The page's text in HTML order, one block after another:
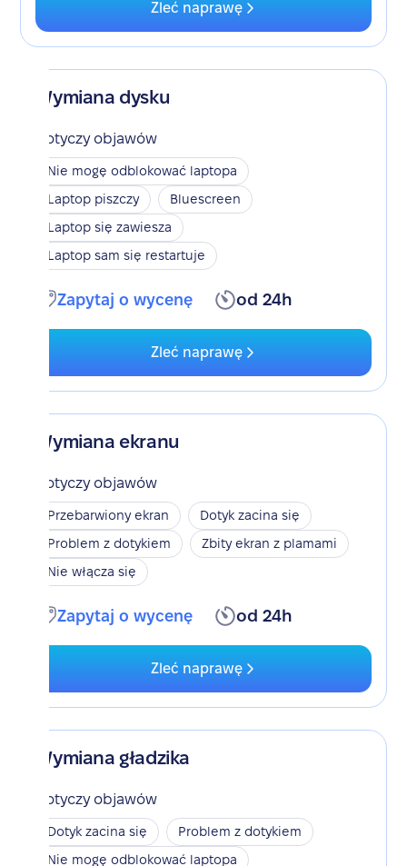
Zleć naprawę
Wymiana dysku
Dotyczy objawów
Nie mogę odblokować laptopa
Laptop piszczy
Bluescreen
Laptop się zawiesza
Laptop sam się restartuje
Zapytaj o wycenę od 24h
Zleć naprawę
Wymiana ekranu
Dotyczy objawów
Przebarwiony ekran
Dotyk zacina się
Problem z dotykiem
Zbity ekran z plamami
Nie włącza się
Zapytaj o wycenę od 24h
Zleć naprawę
Wymiana gładzika
Dotyczy objawów
Dotyk zacina się
Problem z dotykiem
Nie mogę odblokować laptopa